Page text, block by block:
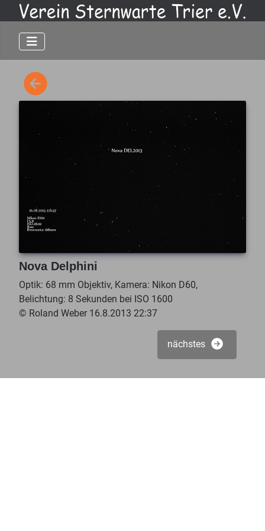
Nova Delphini
Optik: 68 mm Objektiv, Kamera: Nikon D60,
Belichtung: 8 Sekunden bei ISO 1600
© Roland Weber 16.8.2013 22:37
nächstes